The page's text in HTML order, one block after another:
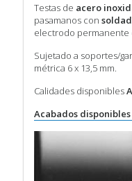
Testas de acero
pasamanos con
electrodo permanente
Sujetado a soportes/
métrica 6 x 13,5 mm.
Calidades disponibles
Acabados disponibles